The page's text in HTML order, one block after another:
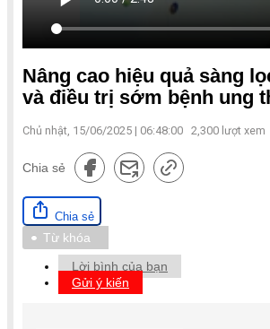
Nâng cao hiệu quả sàng
và điều trị sớm bệnh ung
Chủ nhật, 15/06/2025 | 06:48:00 2,300 lượt xem
Chia sẻ
Chia sẻ
Từ khóa
Lời bình của bạn
Gửi ý kiến